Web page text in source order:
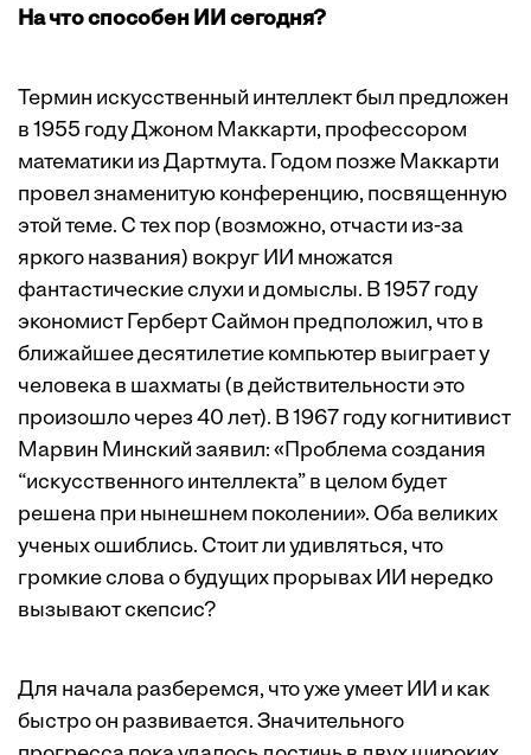
На что способен ИИ сегодня?
Термин искусственный интеллект был предложен
в 1955 году Джоном Маккарти, профессором
математики из Дартмута. Годом позже Маккарти
провел знаменитую конференцию, посвященную
этой теме. С тех пор (возможно, отчасти из-за
яркого названия) вокруг ИИ множатся
фантастические слухи и домыслы. В 1957 году
экономист Герберт Саймон предположил, что в
ближайшее десятилетие компьютер выиграет у
человека в шахматы (в действительности это
произошло через 40 лет). В 1967 году когнитивист
Марвин Минский заявил: «Проблема создания
“искусственного интеллекта” в целом будет
решена при нынешнем поколении». Оба великих
ученых ошиб­лись. Стоит ли удивляться, что
громкие слова о будущих прорывах ИИ нередко
вызывают скепсис?
Для начала разберемся, что уже умеет ИИ и как
быстро он развивается. Значительного